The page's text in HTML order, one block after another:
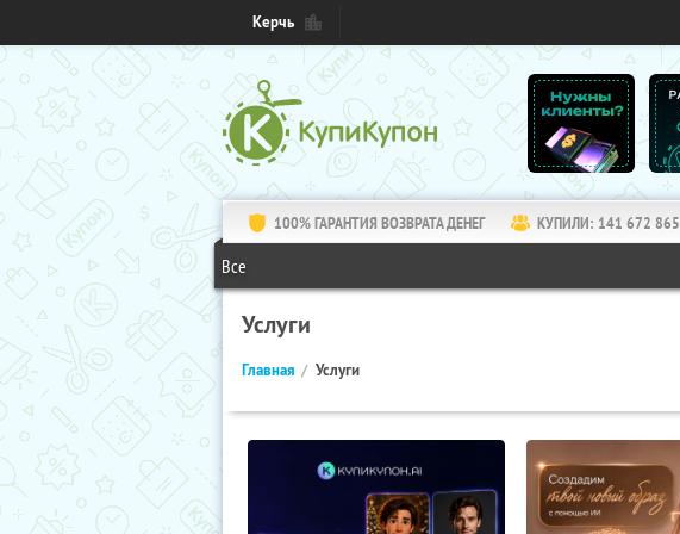
Керчь
100% ГАРАНТИЯ ВОЗВРАТА ДЕНЕГ КУПИЛИ: 141 672 865
Все
Услуги
Главная Услуги